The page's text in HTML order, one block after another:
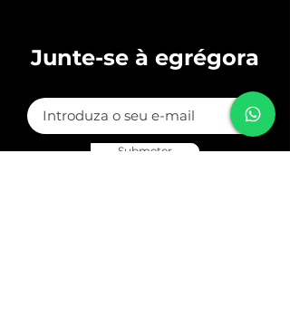
Junte-se à egrégora
Submeter